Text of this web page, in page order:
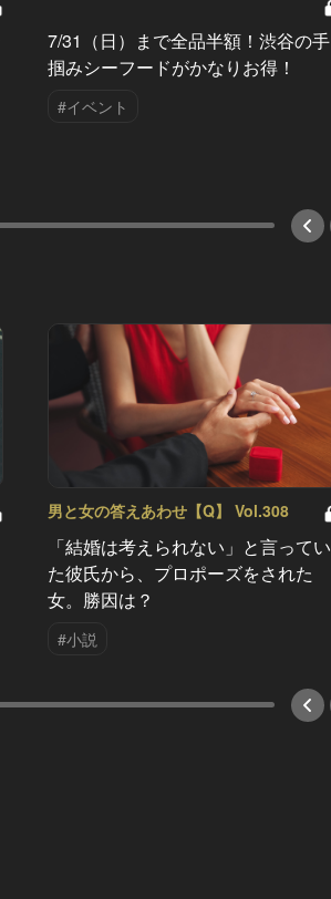
7/31（日）まで全品半額！渋谷の手
掴みシーフードがかなりお得！
#イベント
男と女の答えあわせ【Q】 Vol.308
「結婚は考えられない」と言ってい
た彼氏から、プロポーズをされた
女。勝因は？
#小説